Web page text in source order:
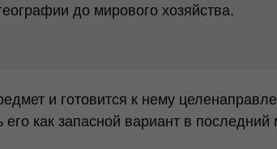
до мирового хозяйства.
и готовится к нему
как запасной вариант в последний